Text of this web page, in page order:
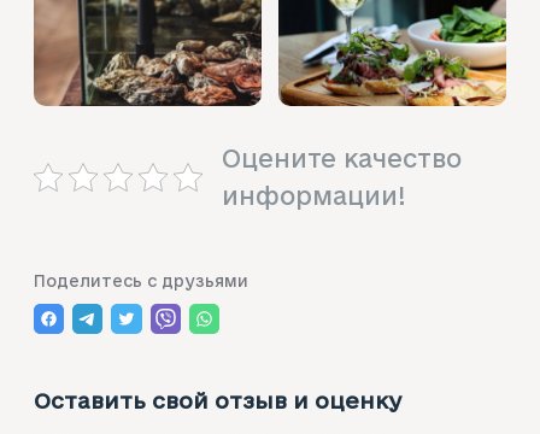
Оцените качество
информации!
Поделитесь с друзьями
Оставить свой отзыв и оценку